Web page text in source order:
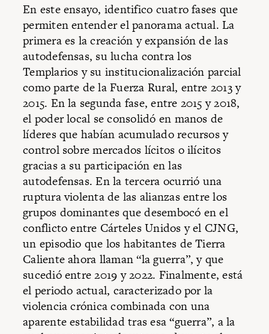
En este ensayo, identifico cuatro fases que
permiten entender el panorama actual. La
primera es la creación y expansión de las
autodefensas, su lucha contra los
Templarios y su institucionalización parcial
como parte de la Fuerza Rural, entre 2013 y
2015. En la segunda fase, entre 2015 y 2018,
el poder local se consolidó en manos de
líderes que habían acumulado recursos y
control sobre mercados lícitos o ilícitos
gracias a su participación en las
autodefensas. En la tercera ocurrió una
ruptura violenta de las alianzas entre los
grupos dominantes que desembocó en el
conflicto entre Cárteles Unidos y el CJNG,
un episodio que los habitantes de Tierra
Caliente ahora llaman “la guerra”, y que
sucedió entre 2019 y 2022. Finalmente, está
el periodo actual, caracterizado por la
violencia crónica combinada con una
aparente estabilidad tras esa “guerra”, a la